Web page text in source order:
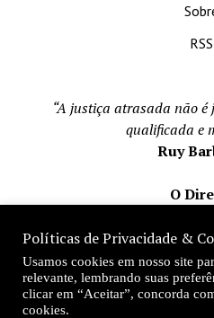
RSS
“A justiça atrasada não
qualificada e
Ruy
O
Mateus
Fundador e
Desde
Políticas de Privacidade &
Usamos cookies em nosso site
relevante, lembrando suas
clicar em “Aceitar”, concorda
cookies.